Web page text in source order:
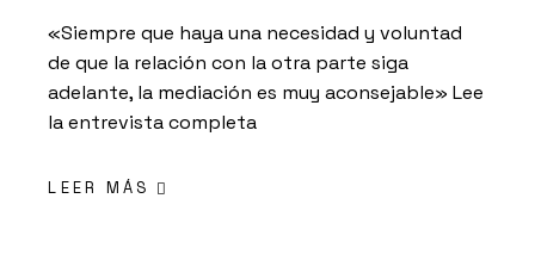
«Siempre que haya una necesidad y voluntad
de que la relación con la otra parte siga
adelante, la mediación es muy aconsejable» Lee
la entrevista completa
LEER MÁS